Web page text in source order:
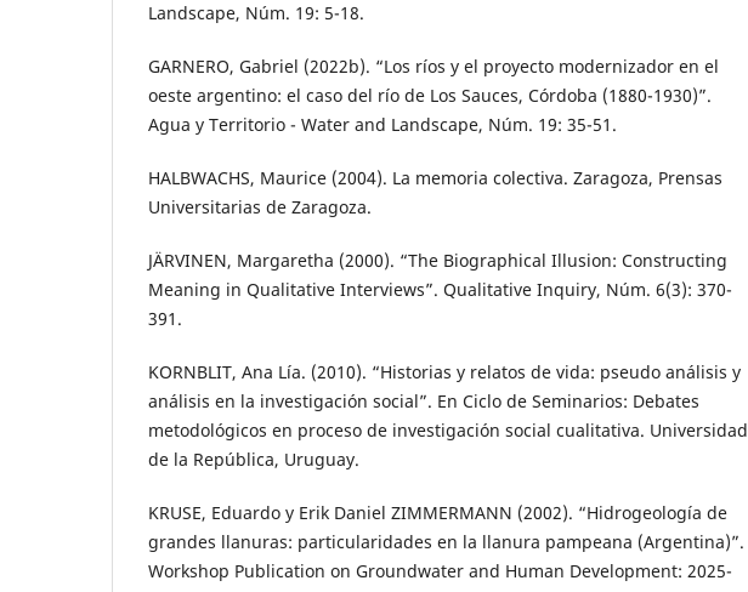
Landscape, Núm. 19: 5-18.
GARNERO, Gabriel (2022b). “Los ríos y el proyecto modernizador en el
oeste argentino: el caso del río de Los Sauces, Córdoba (1880-1930)”.
Agua y Territorio - Water and Landscape, Núm. 19: 35-51.
HALBWACHS, Maurice (2004). La memoria colectiva. Zaragoza, Prensas
Universitarias de Zaragoza.
JÄRVINEN, Margaretha (2000). “The Biographical Illusion: Constructing
Meaning in Qualitative Interviews”. Qualitative Inquiry, Núm. 6(3): 370-
391.
KORNBLIT, Ana Lía. (2010). “Historias y relatos de vida: pseudo análisis y
análisis en la investigación social”. En Ciclo de Seminarios: Debates
metodológicos en proceso de investigación social cualitativa. Universidad
de la República, Uruguay.
KRUSE, Eduardo y Erik Daniel ZIMMERMANN (2002). “Hidrogeología de
grandes llanuras: particularidades en la llanura pampeana (Argentina)”.
Workshop Publication on Groundwater and Human Development: 2025-